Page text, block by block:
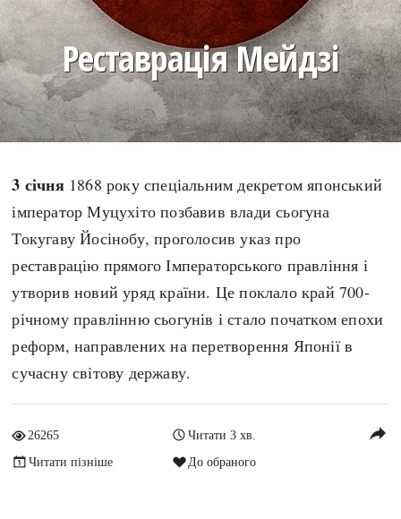
search
СЬОГОДНІ
ПРАВИЛА ЖИТТЯ
ВИ (НЕ) ЗНАЛИ
ПОДКАСТИ
КАРТИ
НОТА БЕНЕ
ФОТОІСТОРІЇ
ІНФОГРАФІКА
ПРЯМА МОВА
МОЯ ІСТОРІЯ
Рубрики
Реставрація Мейдзі
3 січня1868 року спеціальним декретом японський
імператор Муцухіто позбавив влади сьогуна
Токугаву Йосінобу, проголосив указ про
реставрацію прямого Імператорського правління і
утворив новий уряд країни. Це поклало край 700-
річному правлінню сьогунів і стало початком епохи
реформ, направлених на перетворення Японії в
сучасну світову державу.
26265
Читати 3 хв.
Читати пізніше
До обраного
reply